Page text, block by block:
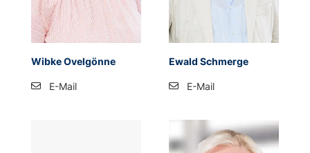
Wibke Ovelgönne
E-Mail
Ewald Schmer­ge
E-Mail